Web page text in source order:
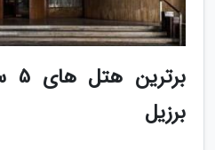
برزیل